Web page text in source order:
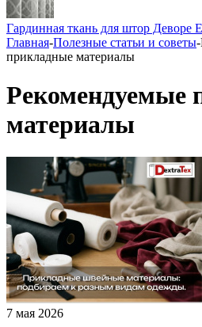
Гардинная ткань для штор Деворе
Главная-Полезные статьи и советы-
прикладные материалы
Рекомендуемые
материалы
7 мая 2026